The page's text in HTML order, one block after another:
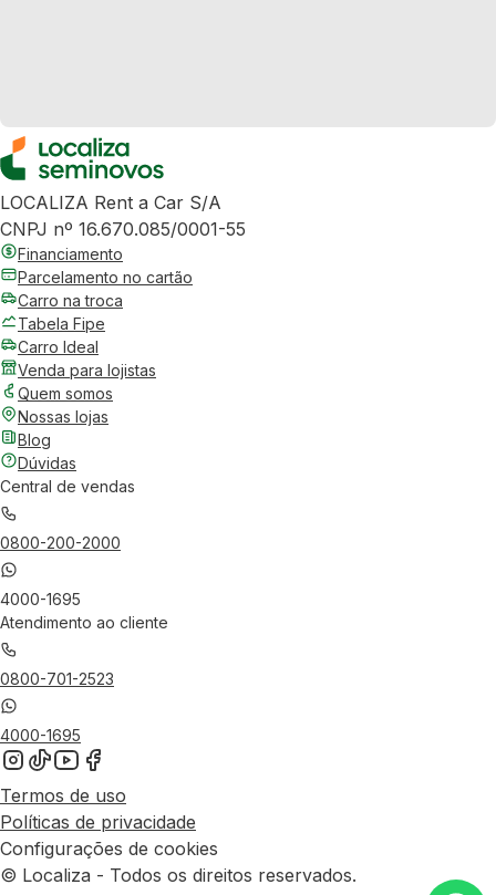
LOCALIZA Rent a Car S/A
CNPJ nº 16.670.085/0001-55
Financiamento
Parcelamento no cartão
Carro na troca
Tabela Fipe
Carro Ideal
Venda para lojistas
Quem somos
Nossas lojas
Blog
Dúvidas
Central de vendas
0800-200-2000
4000-1695
Atendimento ao cliente
0800-701-2523
4000-1695
Termos de uso
Políticas de privacidade
Configurações de cookies
© Localiza - Todos os direitos reservados.